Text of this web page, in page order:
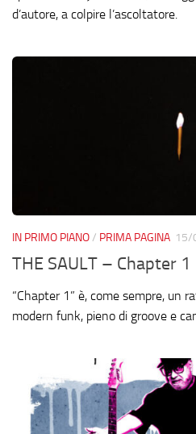
d’autore, a colpire l’ascoltatore.
IN PRIMO PIANO/ PRIMA PAGINA 15/
THE SAULT – Chapter 1
“Chapter 1” è, come sempre, un
modern funk, pieno di groove e